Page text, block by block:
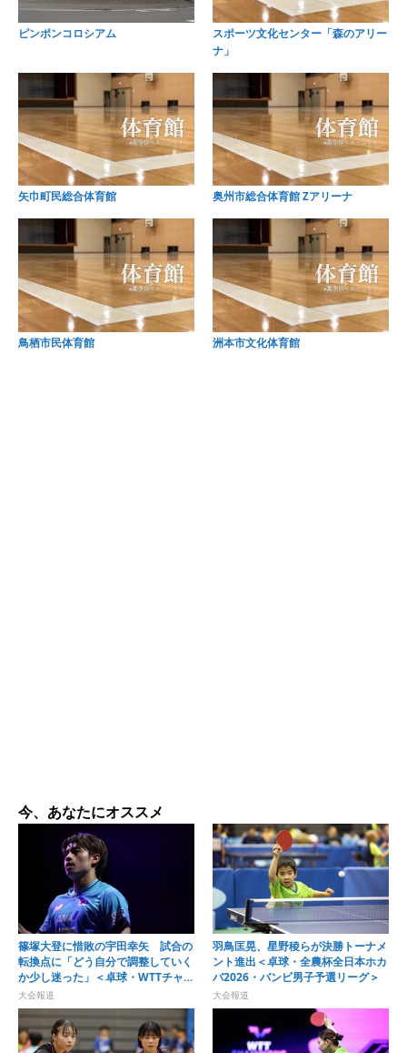
ピンポンコロシアム
スポーツ文化センター「森のアリー
ナ」
矢巾町民総合体育館 奥州市総合体育館 Zアリーナ
鳥栖市民体育館 洲本市文化体育館
今、あなたにオススメ
篠塚大登に惜敗の宇田幸矢 試合の
転換点に「どう自分で調整していく
か少し迷った」＜卓球・WTTチャン
ピオンズ横浜2026＞
大会報道
羽鳥匡晃、星野稜らが決勝トーナメ
ント進出＜卓球・全農杯全日本ホカ
バ2026・バンビ男子予選リーグ＞
大会報道